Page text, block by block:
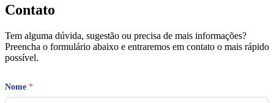
Contato
Tem alguma dúvida, sugestão ou precisa de mais informações?
Preencha o formulário abaixo e entraremos em contato o mais rápido
possível.
Nome *